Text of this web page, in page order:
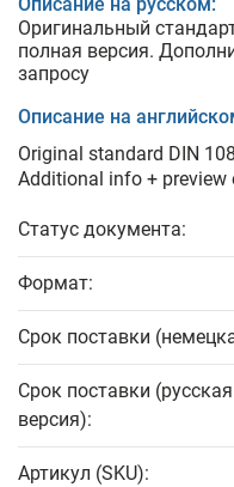
Оригинальный
полная версия.
запросу
Описание на
Original standard DIN
Additional info + preview
Статус документа:
Формат:
Срок поставки
Срок поставки (русская
версия):
Артикул (SKU):